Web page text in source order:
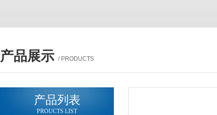
产品展示 / PRODUCTS
产品列表
PROUCTS LIST